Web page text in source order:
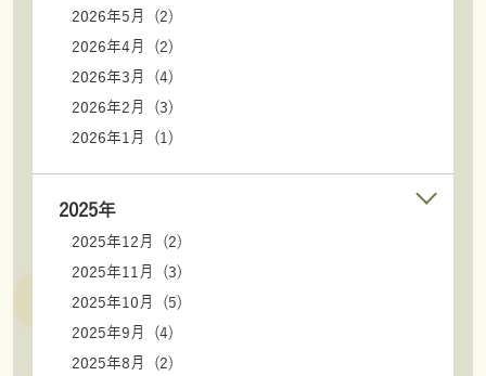
2026年5月 (2)
2026年4月 (2)
2026年3月 (4)
2026年2月 (3)
2026年1月 (1)
2025年
2025年12月 (2)
2025年11月 (3)
2025年10月 (5)
2025年9月 (4)
2025年8月 (2)